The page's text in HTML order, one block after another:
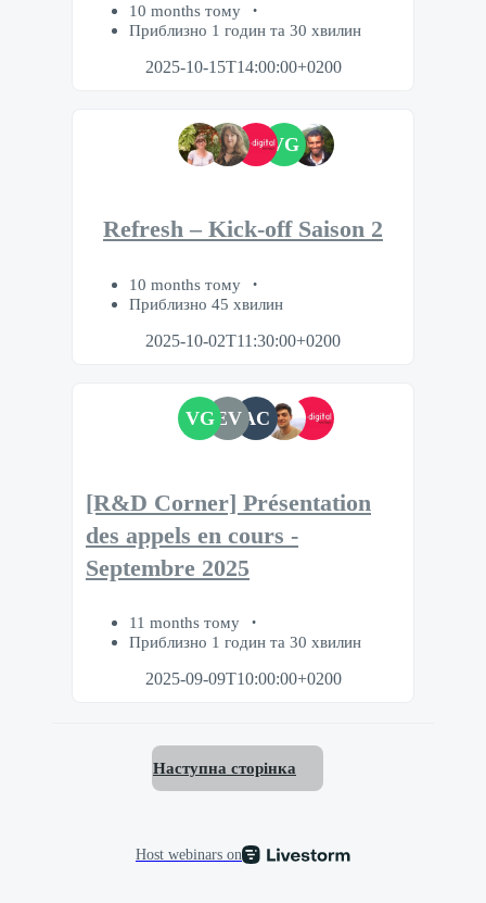
10 months тому
Приблизно 1 годин та 30 хвилин
2025-10-15T14:00:00+0200
VG
Refresh – Kick-off Saison 2
10 months тому
Приблизно 45 хвилин
2025-10-02T11:30:00+0200
VGEV AC
[R&D Corner] Présentation
des appels en cours -
Septembre 2025
11 months тому
Приблизно 1 годин та 30 хвилин
2025-09-09T10:00:00+0200
Наступна сторінка
Host webinars on